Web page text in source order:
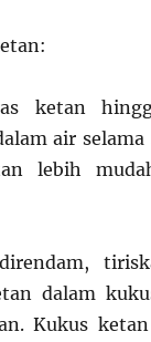
ketan
air
lebih
dalam
Kukus